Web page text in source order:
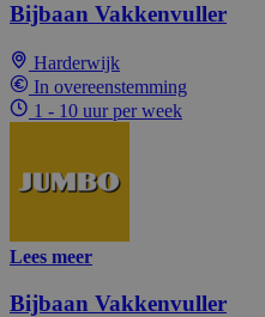
Bijbaan Vakkenvuller
Harderwijk
In overeenstemming
1 - 10 uur per week
Lees meer
Bijbaan Vakkenvuller